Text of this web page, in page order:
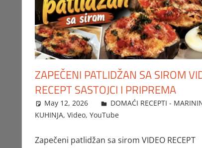
ZAPEČENI PATLIDŽAN SA SIROM
RECEPT SASTOJCI I PRIPREMA
May 12, 2026 FTorgAdmin
DOMAĆI RECEPTI -
KUHINJA, Video, YouTube
Zapečeni patlidžan sa sirom VIDEO RECEPT